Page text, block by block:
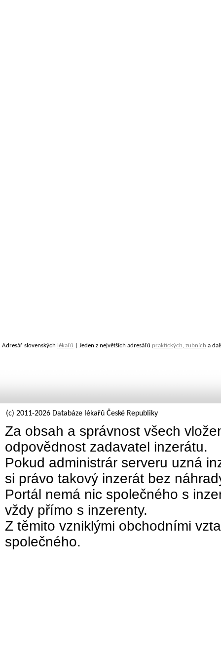
Adresář slovenských lékařů | Jeden z největších adresářů praktických, zubních a
(c) 2011-2026 Databáze lékařů České Republiky
Za obsah a správnost všech
odpovědnost zadavatel inzerátu.
Pokud administrár serveru uzná
si právo takový inzerát bez
Portál nemá nic společného s
vždy přímo s inzerenty.
Z těmito vzniklými obchodními
společného.